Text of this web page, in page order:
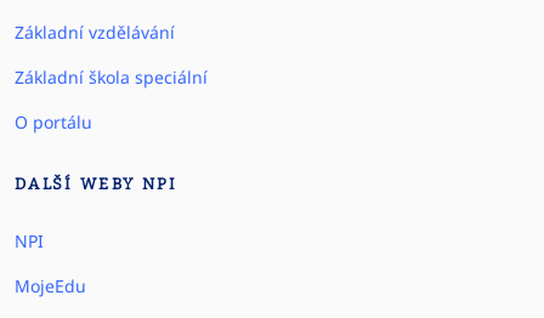
Základní vzdělávání
Základní škola speciální
O portálu
DALŠÍ WEBY NPI
NPI
MojeEdu